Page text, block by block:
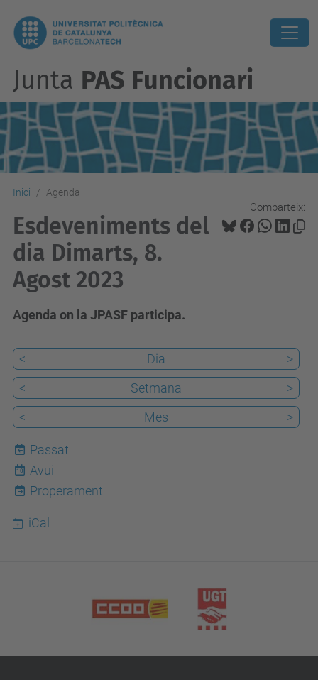
Junta PAS Funcionari
Inici Agenda
Comparteix:
Esdeveniments del
dia Dimarts, 8.
Agost 2023
Agenda on la JPASF participa.
< Dia
>
<
Setmana
>
<
Mes >
Passat
10
Avui
Properament
iCal